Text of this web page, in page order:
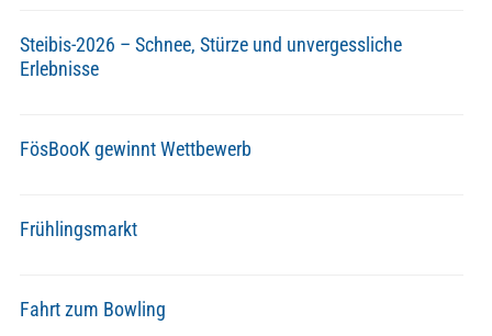
Steibis-2026 – Schnee, Stürze und unvergessliche
Erlebnisse
FösBooK gewinnt Wettbewerb
Frühlingsmarkt
Fahrt zum Bowling